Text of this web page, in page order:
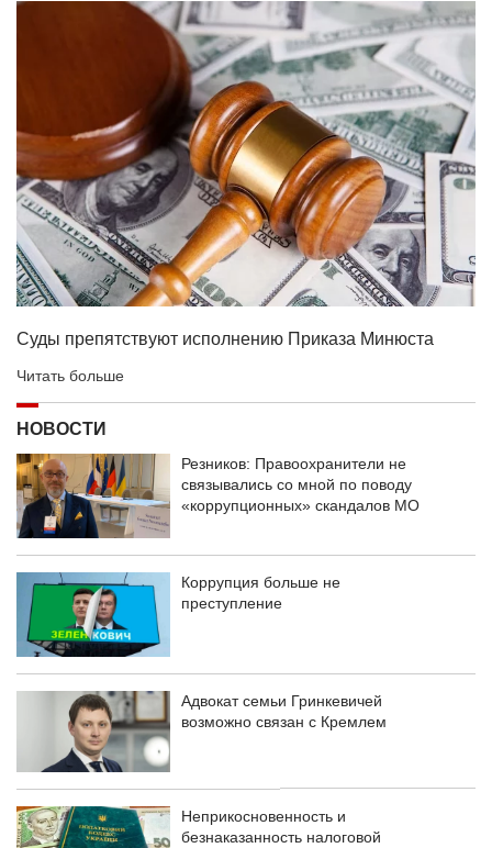
Суды препятствуют исполнению Приказа Минюста
Читать больше
НОВОСТИ
Резников: Правоохранители не
связывались со мной по поводу
«коррупционных» скандалов МО
Коррупция больше не
преступление
Адвокат семьи Гринкевичей
возможно связан с Кремлем
Неприкосновенность и
безнаказанность налоговой